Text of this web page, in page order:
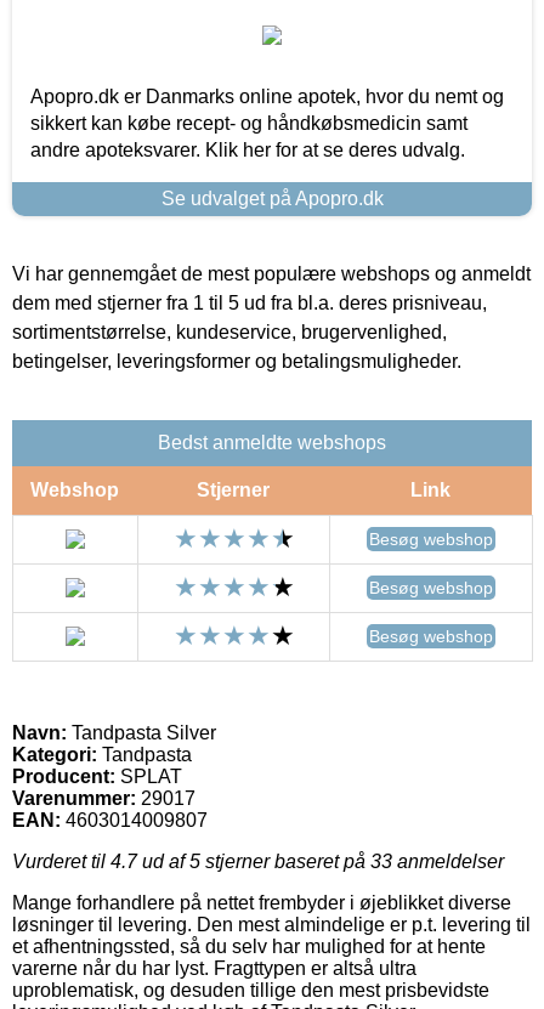
Apopro.dk er Danmarks online apotek, hvor du nemt og
sikkert kan købe recept- og håndkøbsmedicin samt
andre apoteksvarer. Klik her for at se deres udvalg.
Se udvalget på Apopro.dk
Vi har gennemgået de mest populære webshops og anmeldt
dem med stjerner fra 1 til 5 ud fra bl.a. deres prisniveau,
sortimentstørrelse, kundeservice, brugervenlighed,
betingelser, leveringsformer og betalingsmuligheder.
Bedst anmeldte webshops
Webshop Stjerner Link
Besøg webshop
Besøg webshop
Besøg webshop
Navn: Tandpasta Silver
Kategori: Tandpasta
Producent: SPLAT
Varenummer: 29017
EAN: 4603014009807
Vurderet til 4.7ud af 5 stjerner baseret på 33 anmeldelser
Mange forhandlere på nettet frembyder i øjeblikket diverse
løsninger til levering. Den mest almindelige er p.t. levering til
et afhentningssted, så du selv har mulighed for at hente
varerne når du har lyst. Fragttypen er altså ultra
uproblematisk, og desuden tillige den mest prisbevidste